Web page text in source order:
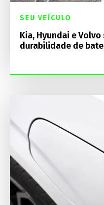
SEU VEÍCULO
Kia, Hyundai e
durabilidade de